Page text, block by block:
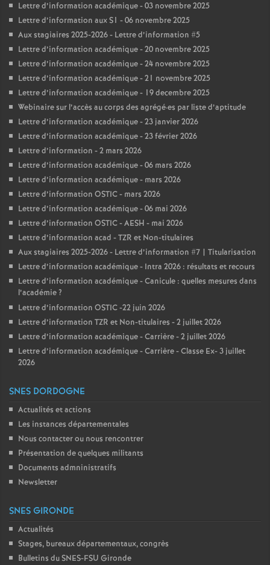
Lettre d’information académique - 03 novembre 2025
Lettre d’information aux S1 - 06 novembre 2025
Aux stagiaires 2025-2026 - Lettre d’information #5
Lettre d’information académique - 20 novembre 2025
Lettre d’information académique - 24 novembre 2025
Lettre d’information académique - 21 novembre 2025
Lettre d’information académique - 19 decembre 2025
Webinaire sur l’accès au corps des agrégé·es par liste d’aptitude
Lettre d’information académique - 23 janvier 2026
Lettre d’information académique - 23 février 2026
Lettre d’information - 2 mars 2026
Lettre d’information académique - 06 mars 2026
Lettre d’information académique - mars 2026
Lettre d’information OSTIC - mars 2026
Lettre d’information académique - 06 mai 2026
Lettre d’information OSTIC - AESH - mai 2026
Lettre d’information acad - TZR et Non-titulaires
Aux stagiaires 2025-2026 - Lettre d’information #7 | Titularisation
Lettre d’information académique - Intra 2026 : résultats et recours
Lettre d’information académique - Canicule : quelles mesures dans
l’académie?
Lettre d’information OSTIC -22 juin 2026
Lettre d’information TZR et Non-titulaires - 2 juillet 2026
Lettre d’information académique - Carrière - 2 juillet 2026
Lettre d’information académique - Carrière - Classe Ex- 3 juillet
2026
SNES DORDOGNE
Actualités et actions
Les instances départementales
Nous contacter ou nous rencontrer
Présentation de quelques militants
Documents admninistratifs
Newsletter
SNES GIRONDE
Actualités
Stages, bureaux départementaux, congrès
Bulletins du SNES-FSU Gironde